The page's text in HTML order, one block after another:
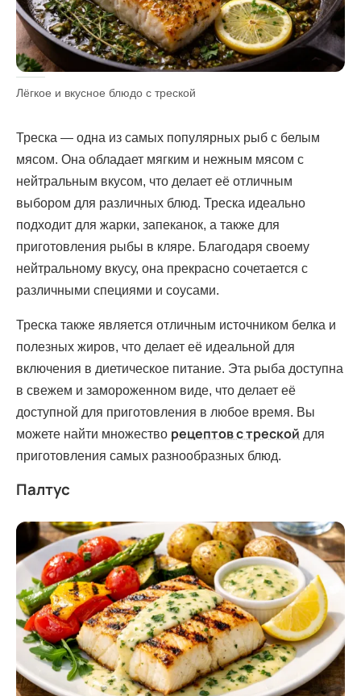
Лёгкое и вкусное блюдо с треской
Треска — одна из самых популярных рыб с белым
мясом. Она обладает мягким и нежным мясом с
нейтральным вкусом, что делает её отличным
выбором для различных блюд. Треска идеально
подходит для жарки, запеканок, а также для
приготовления рыбы в кляре. Благодаря своему
нейтральному вкусу, она прекрасно сочетается с
различными специями и соусами.
Треска также является отличным источником белка и
полезных жиров, что делает её идеальной для
включения в диетическое питание. Эта рыба доступна
в свежем и замороженном виде, что делает её
доступной для приготовления в любое время. Вы
можете найти множество рецептов с треской для
приготовления самых разнообразных блюд.
Палтус